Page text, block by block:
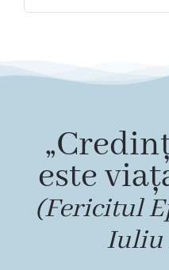
este
(Fericitul
Iuliu